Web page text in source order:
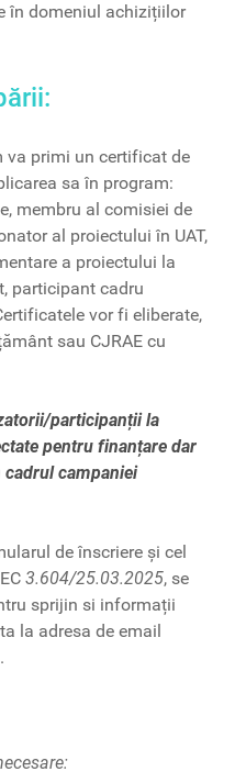
în domeniul achizițiilor
va primi un certificat de
sa în program:
membru al comisiei de
al proiectului în UAT,
a proiectului la
participant cadru
vor fi eliberate,
sau CJRAE cu
participanții la
pentru finanțare dar
campaniei
de înscriere și cel
3.604/25.03.2025, se
sprijin si informații
la adresa de email